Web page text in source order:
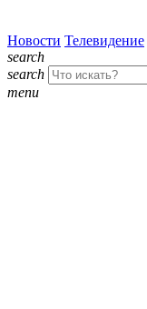
Новости Телевидение
search
search
menu